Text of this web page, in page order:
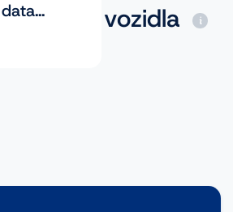
vozidla